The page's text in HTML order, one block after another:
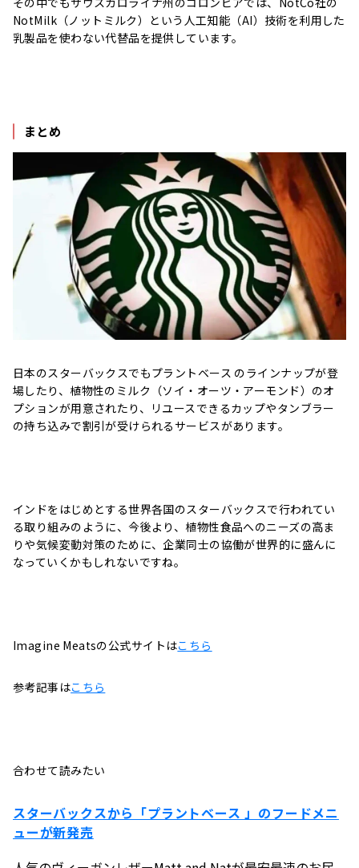
NotMilk（ノットミルク）という人工知能（AI）技術を利用した
乳製品を使わない代替品を提供しています。
まとめ
日本のスターバックスでもプラントベース のラインナップが登
場したり、植物性のミルク（ソイ・オーツ・アーモンド）のオ
プションが用意されたり、リユースできるカップやタンブラー
の持ち込みで割引が受けられるサービスがあります。
インドをはじめとする世界各国のスターバックスで行われてい
る取り組みのように、今後より、植物性食品へのニーズの高ま
りや気候変動対策のために、企業同士の協働が世界的に盛んに
なっていくかもしれないですね。
Imagine Meatsの公式サイトはこちら
参考記事はこちら
合わせて読みたい
スターバックスから「プラントベース 」のフードメニ
ューが新発売